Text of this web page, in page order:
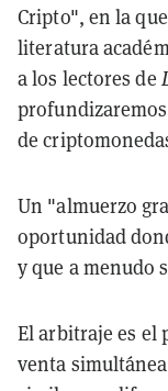
Cripto", en la
literatura
a los lectores de
de
Un "almuerzo
oportunidad
y que a menudo
El arbitraje es el
venta